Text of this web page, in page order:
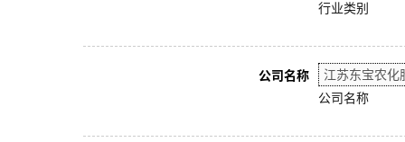
行业类别
公司名称
公司名称